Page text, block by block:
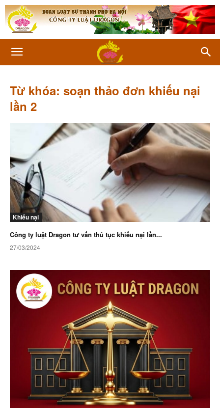
Từ khóa: soạn thảo đơn khiếu nại
lần 2
Khiếu nại
Công ty luật Dragon tư vấn thủ tục khiếu nại lần...
27/03/2024